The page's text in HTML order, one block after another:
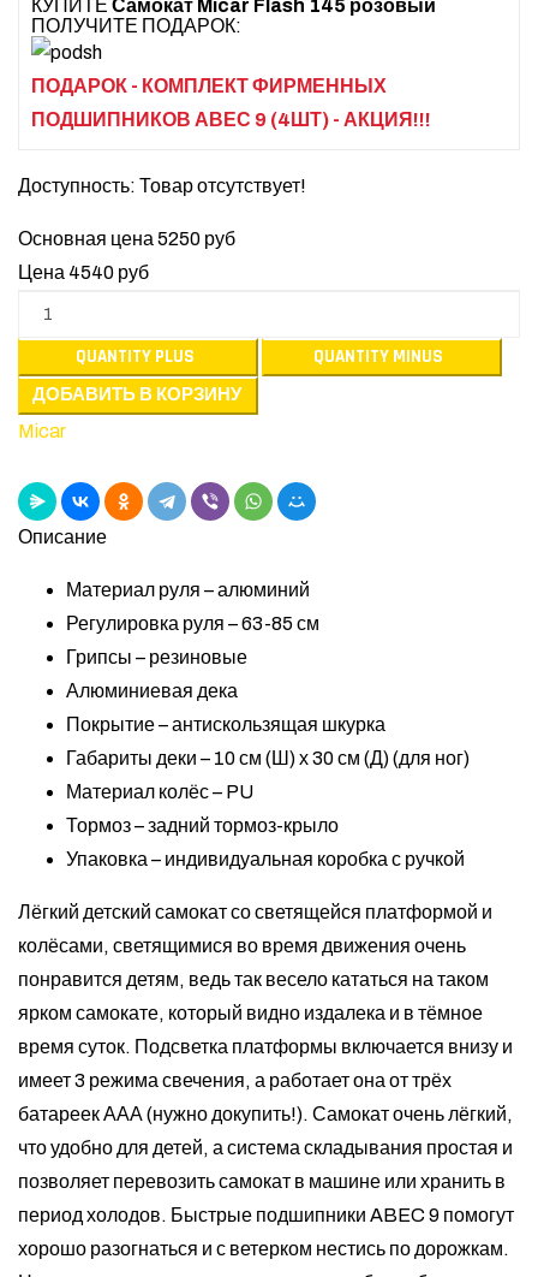
КУПИТЕ Самокат Micar Flash 145 розовый
ПОЛУЧИТЕ ПОДАРОК:
ПОДАРОК - КОМПЛЕКТ ФИРМЕННЫХ
ПОДШИПНИКОВ АВЕС 9 (4ШТ) - АКЦИЯ!!!
Доступность: Товар отсутствует!
Основная цена 5250 руб
Цена 4540 руб
Micar
Описание
Материал руля – алюминий
Регулировка руля – 63-85 см
Грипсы – резиновые
Алюминиевая дека
Покрытие – антискользящая шкурка
Габариты деки – 10 см (Ш) х 30 см (Д) (для ног)
Материал колёс – PU
Тормоз – задний тормоз-крыло
Упаковка – индивидуальная коробка с ручкой
Лёгкий детский самокат со светящейся платформой и
колёсами, светящимися во время движения очень
понравится детям, ведь так весело кататься на таком
ярком самокате, который видно издалека и в тёмное
время суток. Подсветка платформы включается внизу и
имеет 3 режима свечения, а работает она от трёх
батареек ААА (нужно докупить!). Самокат очень лёгкий,
что удобно для детей, а система складывания простая и
позволяет перевозить самокат в машине или хранить в
период холодов. Быстрые подшипники ABEC 9 помогут
хорошо разогнаться и с ветерком нестись по дорожкам.